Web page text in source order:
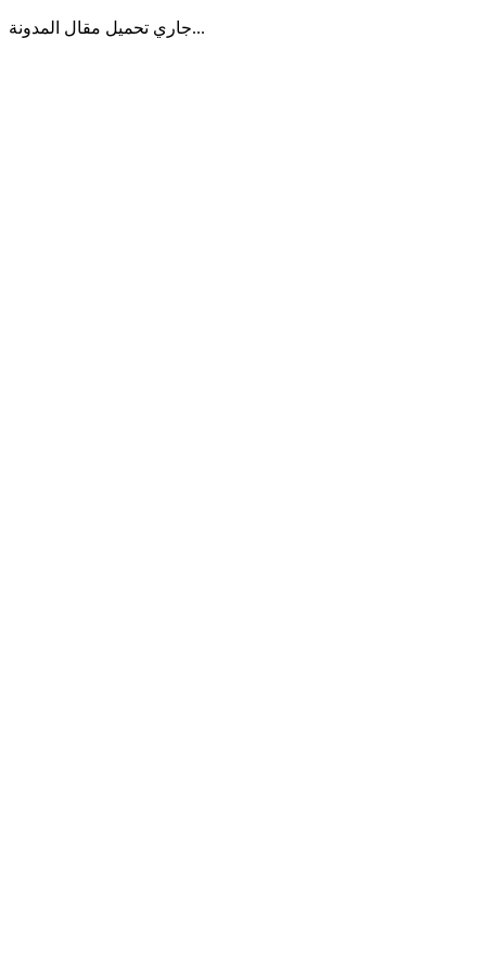
جاري تحميل مقال المدونة...